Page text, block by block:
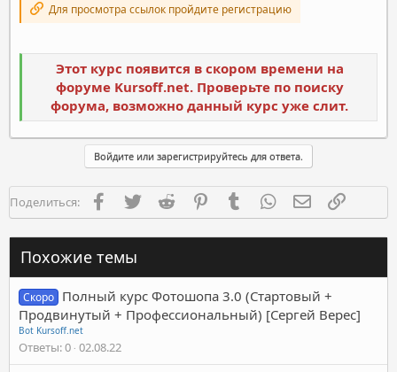
Для просмотра ссылок пройдите регистрацию
Этот курс появится в скором времени на
форуме Kursoff.net. Проверьте по поиску
форума, возможно данный курс уже слит.
Войдите или зарегистрируйтесь для ответа.
Поделиться: FacebookTwitter Reddit PinterestTumblr WhatsAppЭлектронная
Похожие темы
Скоро Полный курс Фотошопа 3.0 (Стартовый +
Продвинутый + Профессиональный) [Сергей Верес]
Bot Kursoff.net
Ответы 0 02.08.22